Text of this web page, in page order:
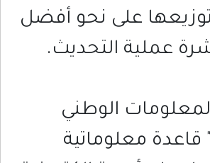
على نحو أفضل
عملية التحديث.
الوطني
معلوماتية